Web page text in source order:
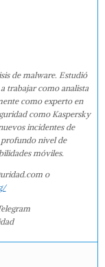
de malware. Estudió
trabajar como analista
como experto en
como Kaspersky
incidentes de
nivel de
móviles.
o